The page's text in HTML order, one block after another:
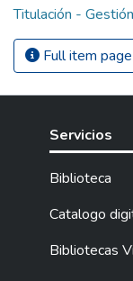
Titulación -
Full item page
Servicios
Biblioteca
Catalogo
Bibliotecas